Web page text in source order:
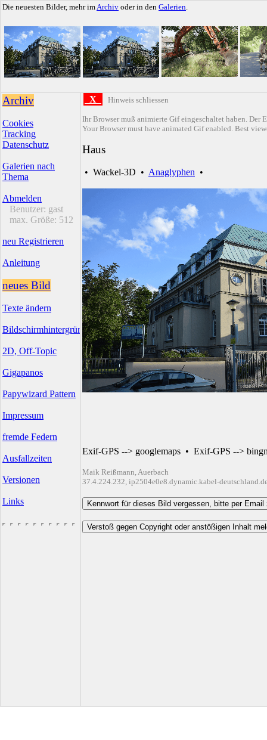
Die neuesten Bilder, mehr imArchiv oder in den Galerien.
Archiv
Cookies
Tracking
Datenschutz
Galerien nach
Thema
Abmelden
Benutzer: gast
max. Größe: 512
neu Registrieren
Anleitung
neues Bild
Texte ändern
Bildschirmhintergründe
2D, Off-Topic
Gigapanos
Papywizard Pattern
Impressum
fremde Federn
Ausfallzeiten
Versionen
Links
X Hinweis schliessen
Ihr Browser muß animierte Gif eingeschaltet haben. Der
Your Browser must have animated Gif enabled. Best
Haus
• Wackel-3D • Anaglyphen •
Exif-GPS --> googlemaps • Exif-GPS -->
Maik Reißmann, Auerbach
37.4.224.232, ip2504e0e8.dynamic.kabel-